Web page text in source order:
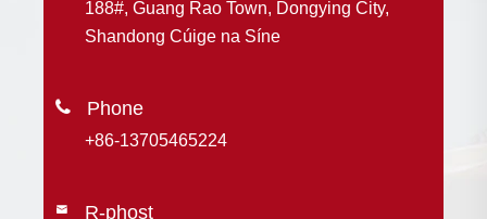
188#, Guang Rao Town, Dongying City,
Shandong Cúige na Síne

+86-13705465224
 R-phost